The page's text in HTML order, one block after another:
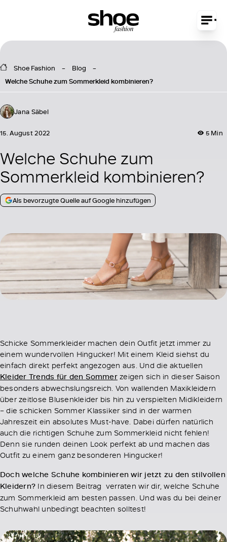
Shoe Fashion
Blog
Welche Schuhe zum Sommerkleid kombinieren?
Jana Säbel
5 Min
15. August 2022
Welche Schuhe zum
Sommerkleid kombinieren?
Als bevorzugte Quelle auf Google hinzufügen
Schicke Sommerkleider machen dein Outfit jetzt immer zu
einem wundervollen Hingucker! Mit einem Kleid siehst du
einfach direkt perfekt angezogen aus. Und die aktuellen
Kleider Trends für den Sommerzeigen sich in dieser Saison
besonders abwechslungsreich. Von wallenden Maxikleidern
über zeitlose Blusenkleider bis hin zu verspielten Midikleidern
– die schicken Sommer Klassiker sind in der warmen
Jahreszeit ein absolutes Must-have. Dabei dürfen natürlich
auch die richtigen Schuhe zum Sommerkleid nicht fehlen!
Denn sie runden deinen Look perfekt ab und machen das
Outfit zu einem ganz besonderen Hingucker!
Doch welche Schuhe kombinieren wir jetzt zu den stilvollen
Kleidern? In diesem Beitrag verraten wir dir, welche Schuhe
zum Sommerkleid am besten passen. Und was du bei deiner
Schuhwahl unbedingt beachten solltest!